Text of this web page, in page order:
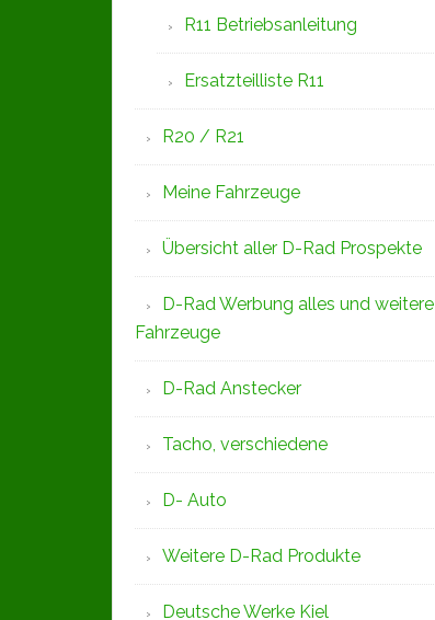
R11 Betriebsanleitung
Ersatzteilliste R11
R20 / R21
Meine Fahrzeuge
Übersicht aller D-Rad Prospekte
D-Rad Werbung alles und weitere
Fahrzeuge
D-Rad Anstecker
Tacho, verschiedene
D- Auto
Weitere D-Rad Produkte
Deutsche Werke Kiel